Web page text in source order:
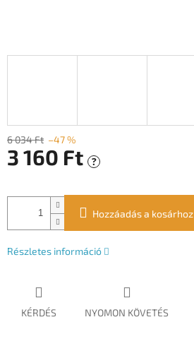
6 034 Ft –47 %
3 160 Ft ?
Hozzáadás a kosárhoz
Részletes információ
KÉRDÉS NYOMON KÖVETÉS